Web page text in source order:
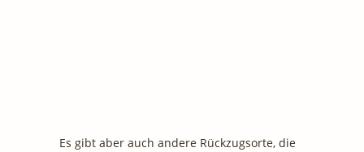
Es gibt aber auch andere Rückzugsorte, die